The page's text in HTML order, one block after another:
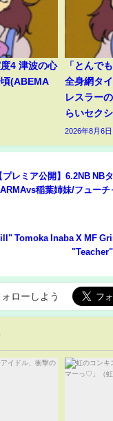
4 津波の心
(ABEMA
「とんで
全身網タ
レスラー
らいセク
2026年8月6日
プレミア公開】6.2NB NB
稲葉姉妹/フュー
Tomoka Inaba X MF
ローしよう